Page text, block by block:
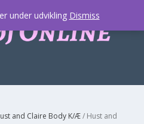
and Claire Body K/Æ/ Hust and
under udvikling Dismiss